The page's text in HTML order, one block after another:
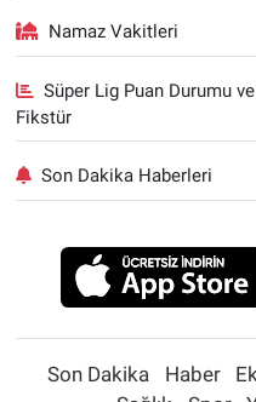
Namaz Vakitleri
Süper Lig Puan Durumu ve
Fikstür
Son Dakika Haberleri
Son Dakika Haber